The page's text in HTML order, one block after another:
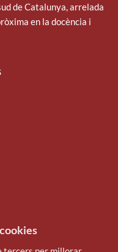
de Catalunya, arrelada
en la docència i